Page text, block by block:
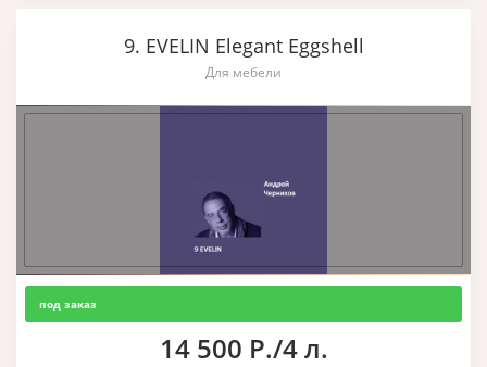
9. EVELIN Elegant Eggshell
Для мебели
под заказ
14 500 Р./4 л.